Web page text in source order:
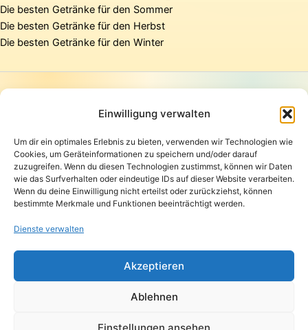
Einwilligung verwalten
Um dir ein optimales Erlebnis zu bieten, verwenden wir Technologien wie
Cookies, um Geräteinformationen zu speichern und/oder darauf
zuzugreifen. Wenn du diesen Technologien zustimmst, können wir Daten
wie das Surfverhalten oder eindeutige IDs auf dieser Website verarbeiten.
Wenn du deine Einwilligung nicht erteilst oder zurückziehst, können
bestimmte Merkmale und Funktionen beeinträchtigt werden.
Dienste verwalten
Akzeptieren
Ablehnen
Einstellungen ansehen
Die besten Getränke für den Sommer
Die besten Getränke für den Herbst
Die besten Getränke für den Winter
Presse
Datenschutzerklärung
AGB
Widerrufsbelehrung
Versand und Lieferung
Zahlungsarten
Copyright © 2026 Pfandpirat | Präsentiert vonZimmermanns
Internet & PR-Beratung